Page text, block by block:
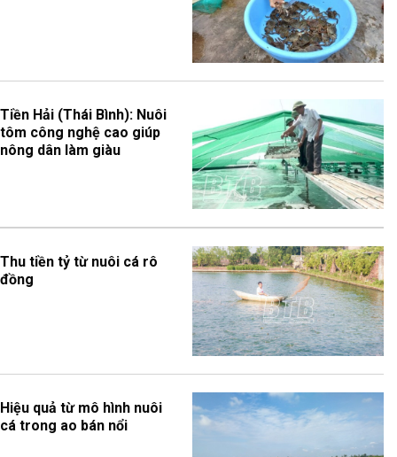
Tiền Hải (Thái Bình): Nuôi
tôm công nghệ cao giúp
nông dân làm giàu
Thu tiền tỷ từ nuôi cá rô
đồng
Hiệu quả từ mô hình nuôi
cá trong ao bán nổi